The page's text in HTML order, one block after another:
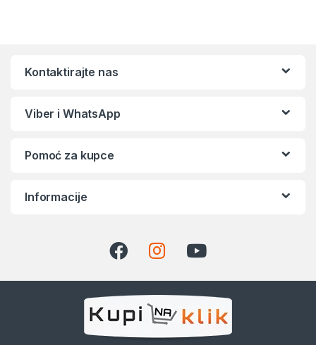
Kontaktirajte nas
Viber i WhatsApp
Pomoć za kupce
Informacije